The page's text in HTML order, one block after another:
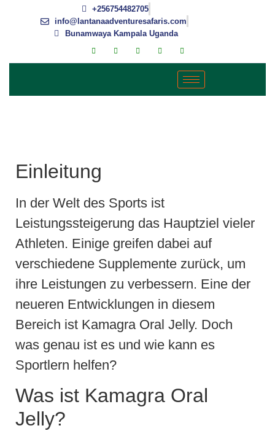
+256754482705
info@lantanaadventuresafaris.com
Bunamwaya Kampala Uganda
Einleitung
In der Welt des Sports ist
Leistungssteigerung das Hauptziel vieler
Athleten. Einige greifen dabei auf
verschiedene Supplemente zurück, um
ihre Leistungen zu verbessern. Eine der
neueren Entwicklungen in diesem
Bereich ist Kamagra Oral Jelly. Doch
was genau ist es und wie kann es
Sportlern helfen?
Was ist Kamagra Oral
Jelly?